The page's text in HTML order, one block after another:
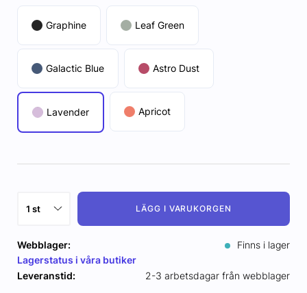
Graphine Leaf Green
Galactic Blue Astro Dust
Lavender Apricot
LÄGG I VARUKORGEN
Webblager:
Finns i lager
Lagerstatus i våra butiker
Leveranstid:
2-3 arbetsdagar från webblager